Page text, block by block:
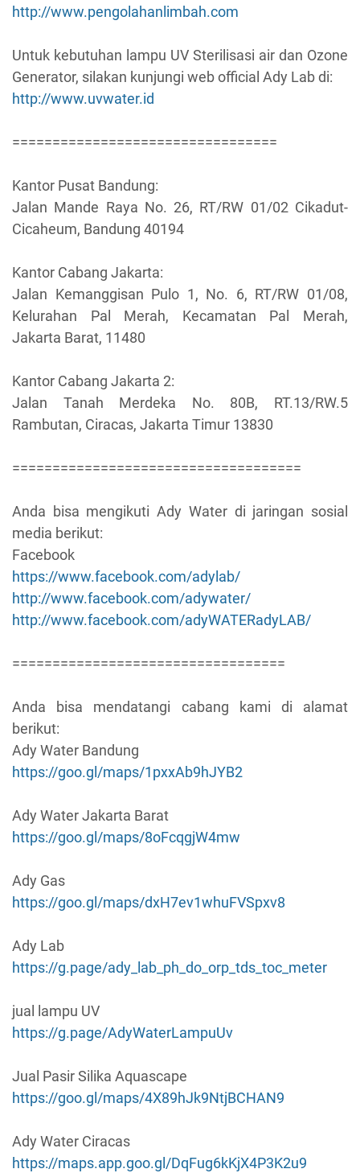
http://www.pengolahanlimbah.com
Untuk kebutuhan lampu UV Sterilisasi air dan Ozone
Generator, silakan kunjungi web official Ady Lab di:
http://www.uvwater.id
=================================
Kantor Pusat Bandung:
Jalan Mande Raya No. 26, RT/RW 01/02 Cikadut-
Cicaheum, Bandung 40194
Kantor Cabang Jakarta:
Jalan Kemanggisan Pulo 1, No. 6, RT/RW 01/08,
Kelurahan Pal Merah, Kecamatan Pal Merah,
Jakarta Barat, 11480
Kantor Cabang Jakarta 2:
Jalan Tanah Merdeka No. 80B, RT.13/RW.5
Rambutan, Ciracas, Jakarta Timur 13830
====================================
Anda bisa mengikuti Ady Water di jaringan sosial
media berikut:
Facebook
https://www.facebook.com/adylab/
http://www.facebook.com/adywater/
http://www.facebook.com/adyWATERadyLAB/
==================================
Anda bisa mendatangi cabang kami di alamat
berikut:
Ady Water Bandung
https://goo.gl/maps/1pxxAb9hJYB2
Ady Water Jakarta Barat
https://goo.gl/maps/8oFcqgjW4mw
Ady Gas
https://goo.gl/maps/dxH7ev1whuFVSpxv8
Ady Lab
https://g.page/ady_lab_ph_do_orp_tds_toc_meter
jual lampu UV
https://g.page/AdyWaterLampuUv
Jual Pasir Silika Aquascape
https://goo.gl/maps/4X89hJk9NtjBCHAN9
Ady Water Ciracas
https://maps.app.goo.gl/DqFug6kKjX4P3K2u9